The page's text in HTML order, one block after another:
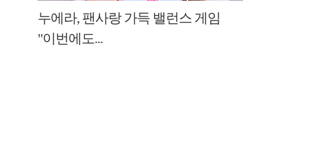
누에라, 팬사랑 가득 밸런스 게임
"이번에도...